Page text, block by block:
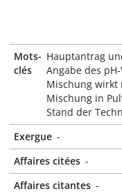
Mots-
clés
Hauptantrag
Angabe des
Mischung
Mischung in
Stand der
Exergue -
Affaires citées -
Affaires citantes -